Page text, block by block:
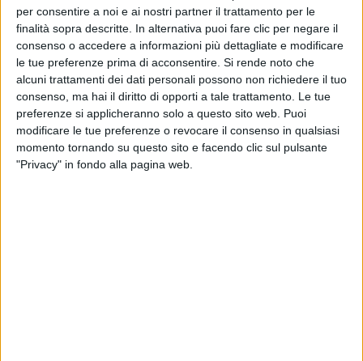
per consentire a noi e ai nostri partner il trattamento per le
finalità sopra descritte. In alternativa puoi fare clic per negare il
consenso o accedere a informazioni più dettagliate e modificare
le tue preferenze prima di acconsentire. Si rende noto che
alcuni trattamenti dei dati personali possono non richiedere il tuo
consenso, ma hai il diritto di opporti a tale trattamento. Le tue
preferenze si applicheranno solo a questo sito web. Puoi
modificare le tue preferenze o revocare il consenso in qualsiasi
momento tornando su questo sito e facendo clic sul pulsante
"Privacy" in fondo alla pagina web.
PHOTOGALLERY
ASTA BENEFICA GRUPPO SAN DONATO
FOUNDATION